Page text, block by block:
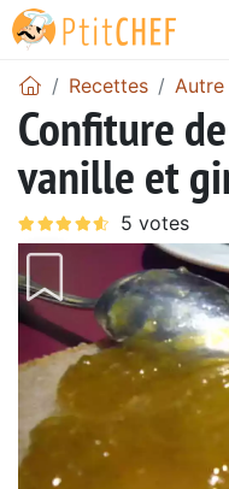
Recettes Autre
Confiture
vanille et